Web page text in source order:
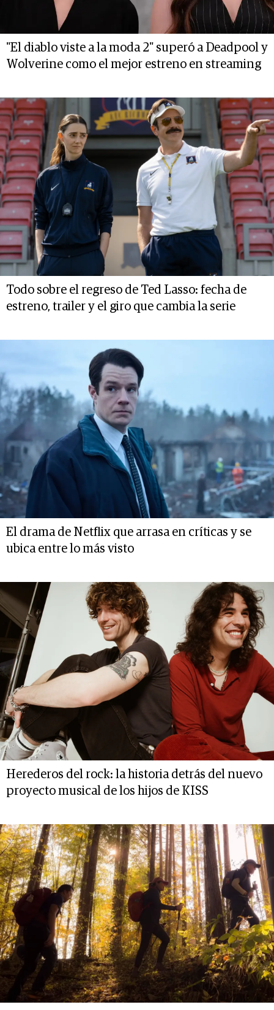
"El diablo viste a la moda 2" superó a Deadpool y
Wolverine como el mejor estreno en streaming
Todo sobre el regreso de Ted Lasso: fecha de
estreno, trailer y el giro que cambia la serie
El drama de Netflix que arrasa en críticas y se
ubica entre lo más visto
Herederos del rock: la historia detrás del nuevo
proyecto musical de los hijos de KISS